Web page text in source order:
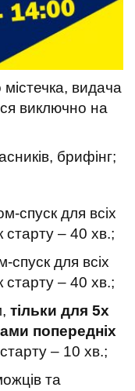
містечка, видача
виключно на
брифінг;
спуск для всіх
старту – 40 хв.;
для всіх
старту – 40 хв.;
тільки для 5х
попередніх
– 10 хв.;
та